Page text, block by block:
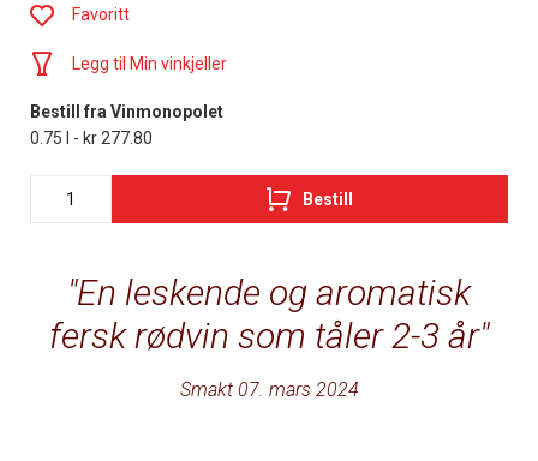
En leskende og aromatisk
fersk rødvin som tåler 2-3 år
Smakt 07. mars 2024
Favoritt
Legg til Min vinkjeller
Bestill fra Vinmonopolet
0.75 l - kr 277.80
Bestill